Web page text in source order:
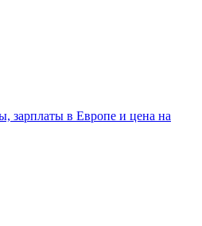
зарплаты в Европе и цена на